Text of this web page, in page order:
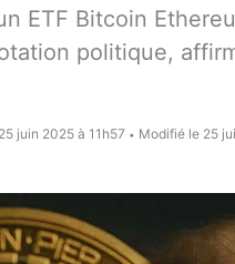
ETF Bitcoin
politique,
juin 2025 à 11h57 • Modifié le 25